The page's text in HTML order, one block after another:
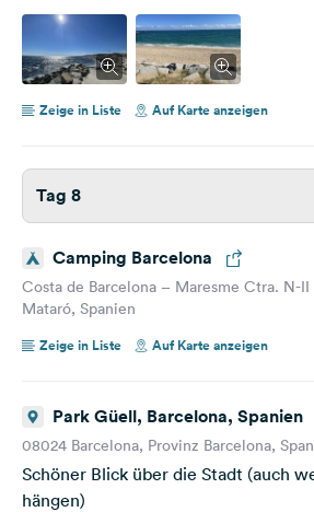
Zeige in Liste Auf Karte anzeigen
Tag 8
Camping Barcelona
Costa de Barcelona – Maresme Ctra. N-
Mataró, Spanien
Zeige in Liste
Auf Karte anzeigen
Park Güell, Barcelona, Spanien
08024 Barcelona, Provinz Barcelona,
Schöner Blick über die Stadt (auch
hängen)